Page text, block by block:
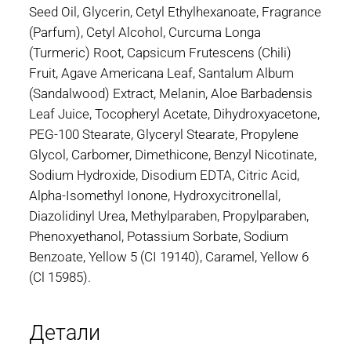
Seed Oil, Glycerin, Cetyl Ethylhexanoate, Fragrance
(Parfum), Cetyl Alcohol, Curcuma Longa
(Turmeric) Root, Capsicum Frutescens (Chili)
Fruit, Agave Americana Leaf, Santalum Album
(Sandalwood) Extract, Melanin, Aloe Barbadensis
Leaf Juice, Tocopheryl Acetate, Dihydroxyacetone,
PEG-100 Stearate, Glyceryl Stearate, Propylene
Glycol, Carbomer, Dimethicone, Benzyl Nicotinate,
Sodium Hydroxide, Disodium EDTA, Citric Acid,
Alpha-Isomethyl Ionone, Hydroxycitronellal,
Diazolidinyl Urea, Methylparaben, Propylparaben,
Phenoxyethanol, Potassium Sorbate, Sodium
Benzoate, Yellow 5 (CI 19140), Caramel, Yellow 6
(Cl 15985).
Детали